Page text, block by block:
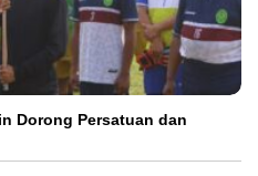
Dorong Persatuan dan